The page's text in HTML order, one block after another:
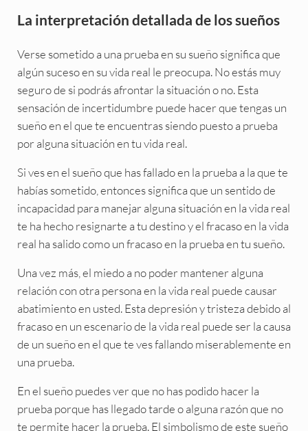
La interpretación detallada de los sueños
Verse sometido a una prueba en su sueño significa que
algún suceso en su vida real le preocupa. No estás muy
seguro de si podrás afrontar la situación o no. Esta
sensación de incertidumbre puede hacer que tengas un
sueño en el que te encuentras siendo puesto a prueba
por alguna situación en tu vida real.
Si ves en el sueño que has fallado en la prueba a la que te
habías sometido, entonces significa que un sentido de
incapacidad para manejar alguna situación en la vida real
te ha hecho resignarte a tu destino y el fracaso en la vida
real ha salido como un fracaso en la prueba en tu sueño.
Una vez más, el miedo a no poder mantener alguna
relación con otra persona en la vida real puede causar
abatimiento en usted. Esta depresión y tristeza debido al
fracaso en un escenario de la vida real puede ser la causa
de un sueño en el que te ves fallando miserablemente en
una prueba.
En el sueño puedes ver que no has podido hacer la
prueba porque has llegado tarde o alguna razón que no
te permite hacer la prueba. El simbolismo de este sueño